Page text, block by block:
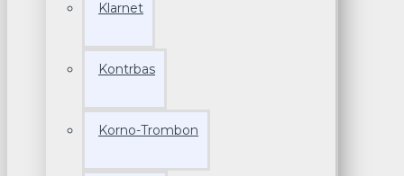
Klarnet
Kontrbas
Korno-Trombon